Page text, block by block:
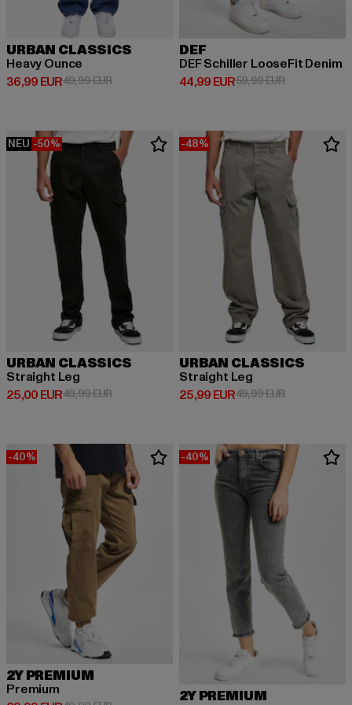
URBAN CLASSICS
Heavy Ounce
36,99 EUR
Derzeitiger Preis: 36,99 EUR
49,99 EURAktionspreis: 49,99 EUR
DEF
DEF Schiller LooseFit Denim
44,99 EUR
Derzeitiger Preis: 44,99 EUR
59,99 EURAktionspreis:
NEU -50%
URBAN CLASSICS
Straight Leg
25,00 EUR
Derzeitiger Preis: 25,00 EUR
49,99 EURAktionspreis: 49,99 EUR
-48%
URBAN CLASSICS
Straight Leg
25,99 EUR
Derzeitiger Preis: 25,99 EUR
49,99 EURAktionspreis:
-40%
2Y PREMIUM
Premium
-40%
2Y PREMIUM